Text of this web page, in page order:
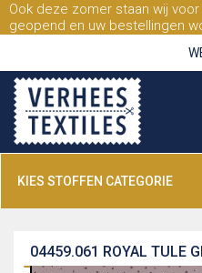
Ook deze zomer staan wij
geopend en uw bestellingen
KIES STOFFEN CATEGORIE
ROYAL TULE
04459.061